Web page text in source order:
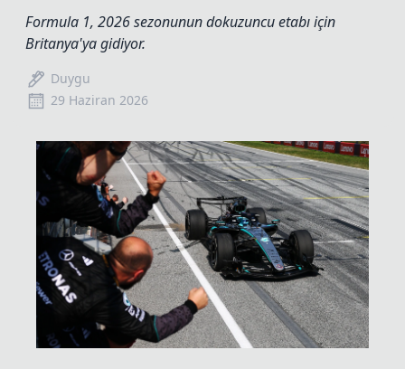
Formula 1, 2026 sezonunun dokuzuncu etabı için
Britanya'ya gidiyor.
Duygu
29 Haziran 2026